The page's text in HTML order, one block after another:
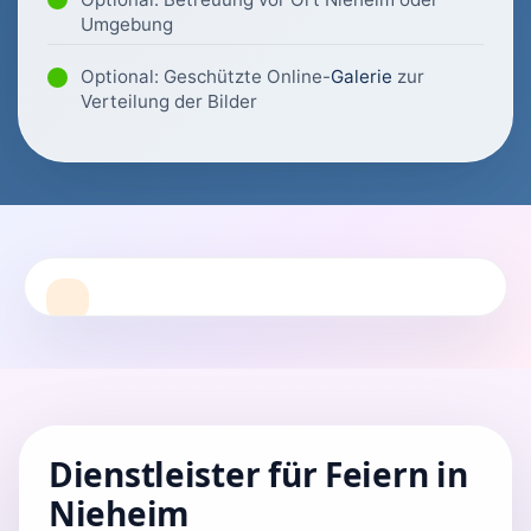
Umgebung
Optional: Geschützte Online-Galerie zur
Verteilung der Bilder
Dienstleister für Feiern in
Nieheim